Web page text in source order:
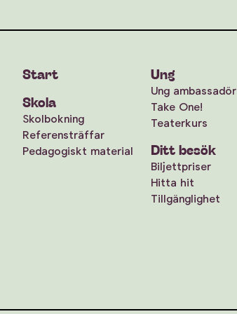
Start
Skola
Skolbokning
Referensträffar
Pedagogiskt material
Ung
Ung ambassadör
Take One!
Teaterkurs
Ditt besök
Biljettpriser
Hitta hit
Tillgänglighet